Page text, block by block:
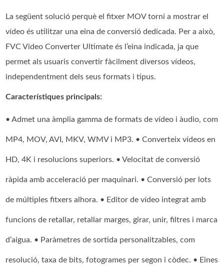
La següent solució perquè el fitxer MOV torni a mostrar el
vídeo és utilitzar una eina de conversió dedicada. Per a això,
FVC Video Converter Ultimate és l’eina indicada, ja que
permet als usuaris convertir fàcilment diversos vídeos,
independentment dels seus formats i tipus.
Característiques principals:
• Admet una àmplia gamma de formats de vídeo i àudio, com
MP4, MOV, AVI, MKV, WMV i MP3. • Converteix vídeos en
HD, 4K i resolucions superiors. • Velocitat de conversió
ràpida amb acceleració per maquinari. • Conversió per lots
de múltiples fitxers alhora. • Editor de vídeo integrat amb
funcions de retallar, retallar marges, girar, unir, filtres i marca
d’aigua. • Paràmetres de sortida personalitzables, com
resolució, taxa de bits, fotogrames per segon i còdec. • Eines